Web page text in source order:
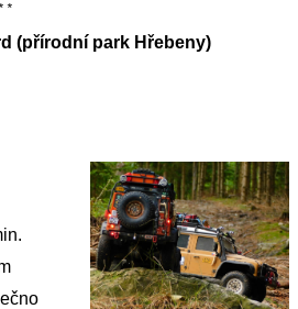
*
(přírodní park Hřebeny)